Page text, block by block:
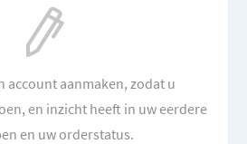
account aanmaken, zodat u
en inzicht heeft in uw eerdere
en uw orderstatus.